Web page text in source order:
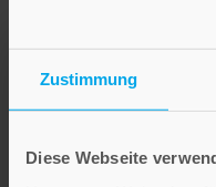
Zustimmung
Diese Webseite
Vom Unterwegssein,
Pilgern und Ankommen
für immer